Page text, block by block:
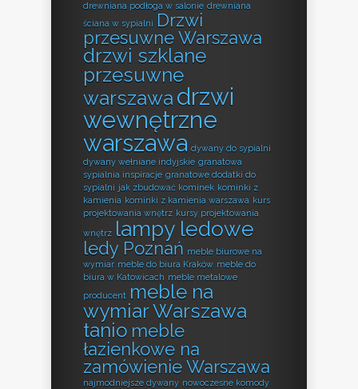
drewniana podłoga w salonie drewniana
ściana w sypialni Drzwi
przesuwne Warszawa
drzwi szklane
przesuwne
warszawa drzwi
wewnętrzne
warszawa dywany do sypialni
dywany wełniane indyjskie granatowa
sypialnia inspiracje granatowe dodatki do
sypialni jak zbudować kominek kominki z
kamienia kominki z kamienia warszawa kurs
projektowania wnętrz kursy projektowania
wnętrz lampy ledowe
ledy Poznań meble biurowe na
wymiar meble do biura Kraków meble do
biura w Katowicach meble metalowe
producent meble na
wymiar Warszawa
tanio meble
łazienkowe na
zamówienie Warszawa
najmodniejsze dywany nowoczesne komody